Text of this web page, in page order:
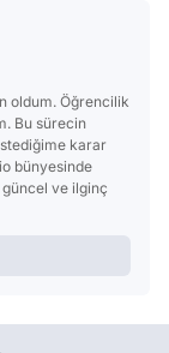
oldum. Öğrencilik
Bu sürecin
karar
bünyesinde
güncel ve ilginç